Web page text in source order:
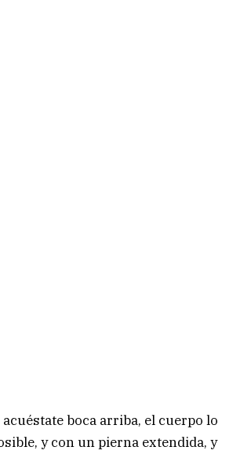
acuéstate boca arriba, el cuerpo lo
y con un pierna extendida, y